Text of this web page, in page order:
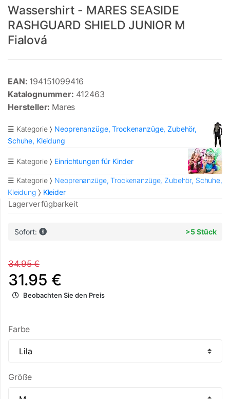
Wassershirt - MARES SEASIDE
RASHGUARD SHIELD JUNIOR M
Fialová
EAN: 194151099416
Katalognummer: 412463
Hersteller: Mares
☰ Kategorie
Neoprenanzüge, Trockenanzüge, Zubehör,
Schuhe, Kleidung
☰ Kategorie Einrichtungen für Kinder
☰ Kategorie
Neoprenanzüge, Trockenanzüge, Zubehör, Schuhe,
Kleidung
Kleider
Lagerverfügbarkeit
Sofort: >5 Stück
34.95 €
31.95 €
Beobachten Sie den Preis
Farbe
Größe